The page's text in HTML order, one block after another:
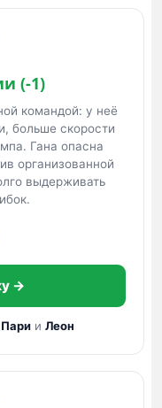
(-1)
командой: у неё
больше скорости
Гана опасна
организованной
выдерживать
→
Парии Леон